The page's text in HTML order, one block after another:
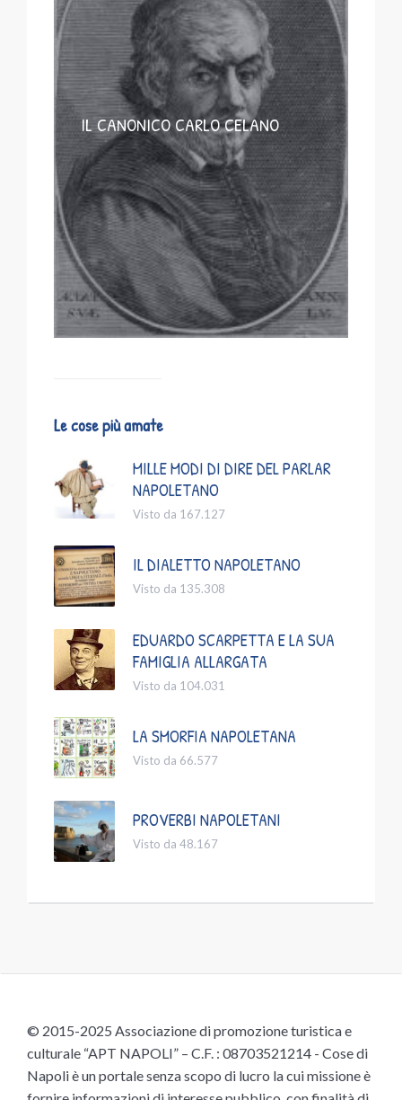
IL CANONICO CARLO CELANO
Le cose più amate
MILLE MODI DI DIRE DEL PARLAR
NAPOLETANO
Visto da 167.127
IL DIALETTO NAPOLETANO
Visto da 135.308
EDUARDO SCARPETTA E LA SUA
FAMIGLIA ALLARGATA
Visto da 104.031
LA SMORFIA NAPOLETANA
Visto da 66.577
PROVERBI NAPOLETANI
Visto da 48.167
© 2015-2025 Associazione di promozione turistica e
culturale “APT NAPOLI” – C.F. : 08703521214 - Cose di
Napoli è un portale senza scopo di lucro la cui missione è